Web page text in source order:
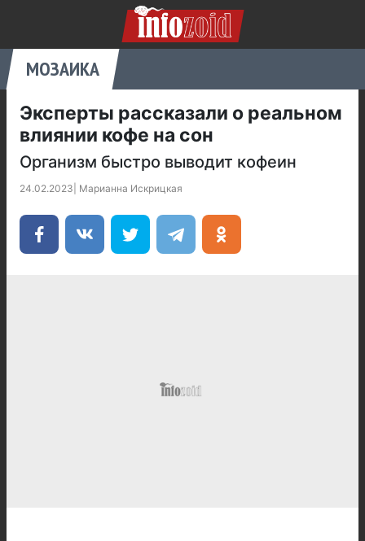
МОЗАИКА
Эксперты рассказали о реальном
влиянии кофе на сон
Организм быстро выводит кофеин
24.02.2023 Марианна Искрицкая